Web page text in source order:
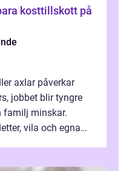
axlar påverkar
jobbet blir tyngre
familj minskar.
vila och egna